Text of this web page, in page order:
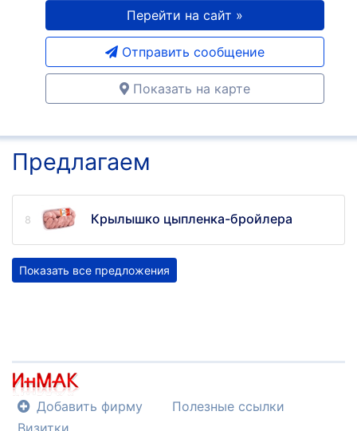
Перейти на сайт »
Отправить сообщение
Показать на карте
Предлагаем
Крылышко цыпленка-бройлера
Показать все предложения
Добавить фирму
Полезные ссылки
Визитки